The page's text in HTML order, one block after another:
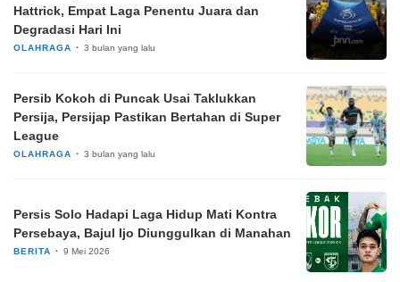
Hattrick, Empat Laga Penentu Juara dan
Degradasi Hari Ini
OLAHRAGA 3 bulan yang lalu
Persib Kokoh di Puncak Usai Taklukkan
Persija, Persijap Pastikan Bertahan di Super
League
OLAHRAGA 3 bulan yang lalu
Persis Solo Hadapi Laga Hidup Mati Kontra
Persebaya, Bajul Ijo Diunggulkan di Manahan
BERITA 9 Mei 2026